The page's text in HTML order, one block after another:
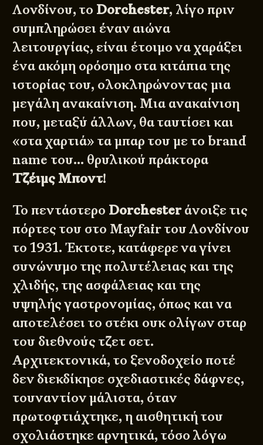
Λονδίνου, το Dorchester, λίγο πριν
συμπληρώσει έναν αιώνα
λειτουργίας, είναι έτοιμο να χαράξει
ένα ακόμη ορόσημο στα κιτάπια της
ιστορίας του, ολοκληρώνοντας μια
μεγάλη ανακαίνιση. Μια ανακαίνιση
που, μεταξύ άλλων, θα ταυτίσει και
«στα χαρτιά» τα μπαρ του με το brand
name του… θρυλικού πράκτορα
Τζέιμς Μποντ!
Το πεντάστερο Dorchesterάνοιξε τις
πόρτες του στο Mayfair του Λονδίνου
το 1931. Έκτοτε, κατάφερε να γίνει
συνώνυμο της πολυτέλειας και της
χλιδής, της ασφάλειας και της
υψηλής γαστρονομίας, όπως και να
αποτελέσει το στέκι ουκ ολίγων σταρ
του διεθνούς τζετ σετ.
Αρχιτεκτονικά, το ξενοδοχείο ποτέ
δεν διεκδίκησε σχεδιαστικές δάφνες,
τουναντίον μάλιστα, όταν
πρωτοφτιάχτηκε, η αισθητική του
σχολιάστηκε αρνητικά, τόσο λόγω